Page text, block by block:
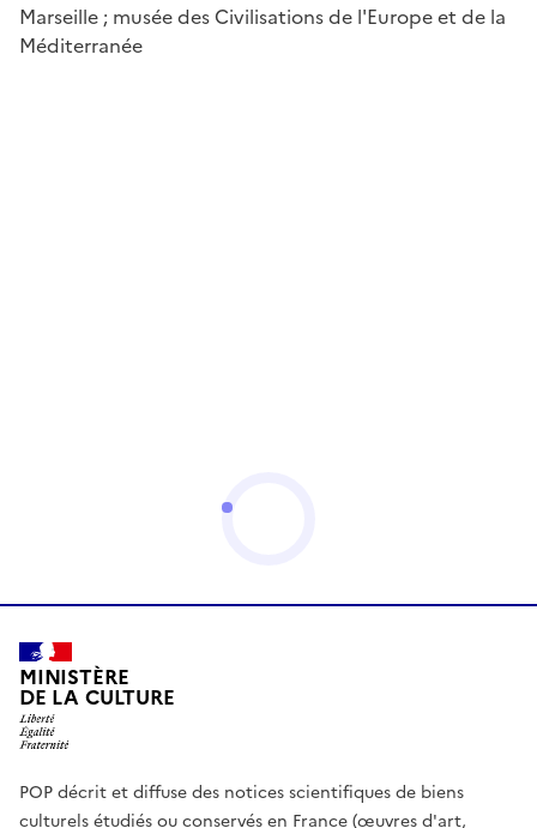
Marseille ; musée des Civilisations de l'Europe et de la
Méditerranée
MINISTÈRE
DE LA CULTURE
POP décrit et diffuse des notices scientifiques de biens
culturels étudiés ou conservés en France (œuvres d'art,